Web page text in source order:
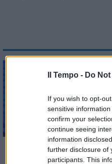
Il Tempo - Do
If you wish to opt-
sensitive
confirm your
continue seeing
information
further disclosure of
participants. This